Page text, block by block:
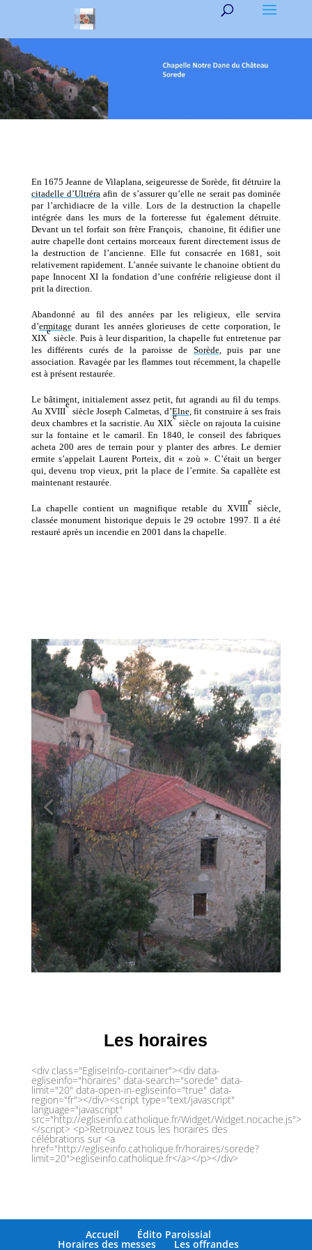
En 1675 Jeanne de Vilaplana, seigeuresse de Sorède, fit détruire la
citadelle d’Ultréra afin de s’assurer qu’elle ne serait pas dominée
par l’archidiacre de la ville. Lors de la destruction la chapelle
intégrée dans les murs de la forteresse fut également détruite.
Devant un tel forfait son frère François, chanoine, fit édifier une
autre chapelle dont certains morceaux furent directement issus de
la destruction de l’ancienne. Elle fut consacrée en 1681, soit
relativement rapidement. L’année suivante le chanoine obtient du
pape Innocent XI la fondation d’une confrérie religieuse dont il
prit la direction.
Abandonné au fil des années par les religieux, elle servira
d’ermitagedurant les années glorieuses de cette corporation, le
XIX
e
siècle. Puis à leur disparition, la chapelle fut entretenue par
les différents curés de la paroisse de Sorède, puis par une
association. Ravagée par les flammes tout récemment, la chapelle
est à présent restaurée.
Le bâtiment, initialement assez petit, fut agrandi au fil du temps.
Au XVIII
e
siècle Joseph Calmetas, d’Elne, fit construire à ses frais
deux chambres et la sacristie. Au XIX
e
siècle on rajouta la cuisine
sur la fontaine et le camaril. En 1840, le conseil des fabriques
acheta 200 ares de terrain pour y planter des arbres. Le dernier
ermite s’appelait Laurent Porteix, dit « zoù ». C’était un berger
qui, devenu trop vieux, prit la place de l’ermite. Sa capallète est
maintenant restaurée.
La chapelle contient un magnifique retable du XVIII
e
siècle,
classée monument historique depuis le 29 octobre 1997. Il a été
restauré après un incendie en 2001 dans la chapelle.
Les horaires
<div class="EgliseInfo-container"><div data-
egliseinfo="horaires" data-search="sorede" data-
limit="20" data-open-in-egliseinfo="true" data-
region="fr"></div><script type="text/javascript"
language="javascript"
src="http://egliseinfo.catholique.fr/Widget/Widget.nocache.js">
</script> <p>Retrouvez tous les horaires des
célébrations sur <a
href="http://egliseinfo.catholique.fr/horaires/sorede?
limit=20">egliseinfo.catholique.fr</a></p></div>
Accueil Édito Paroissial
Horaires des messes Les offrandes